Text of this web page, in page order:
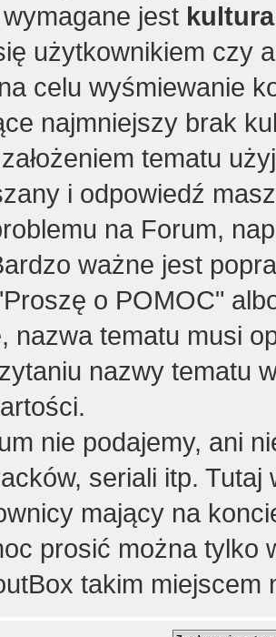
jest
użytkownikiem czy
celu wyśmiewanie
najmniejszy brak
tematu
i odpowiedź
na Forum,
ważne jest
o POMOC"
nazwa tematu musi
nazwy tematu
nie podajemy, ani
seriali itp. Tutaj
mający na
prosić można tylko
takim miejscem